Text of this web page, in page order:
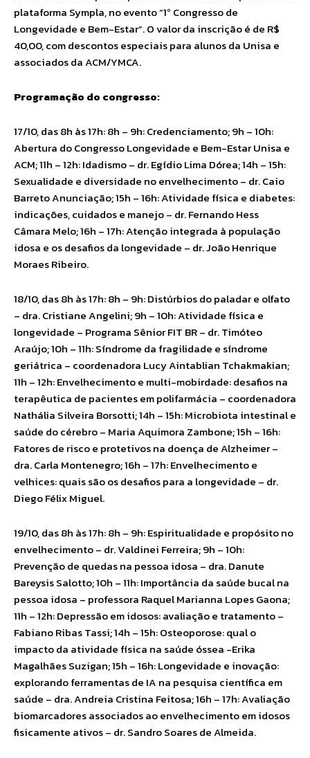
plataforma Sympla, no evento “1º Congresso de
Longevidade e Bem-Estar”. O valor da inscrição é de R$
40,00, com descontos especiais para alunos da Unisa e
associados da ACM/YMCA.
Programação do congresso:
17/10, das 8h às 17h: 8h – 9h: Credenciamento; 9h – 10h:
Abertura do Congresso Longevidade e Bem-Estar Unisa e
ACM; 11h – 12h: Idadismo – dr. Egídio Lima Dórea; 14h – 15h:
Sexualidade e diversidade no envelhecimento – dr. Caio
Barreto Anunciação; 15h – 16h: Atividade física e diabetes:
indicações, cuidados e manejo – dr. Fernando Hess
Câmara Melo; 16h – 17h: Atenção integrada à população
idosa e os desafios da longevidade – dr. João Henrique
Moraes Ribeiro.
18/10, das 8h às 17h: 8h – 9h: Distúrbios do paladar e olfato
– dra. Cristiane Angelini; 9h – 10h: Atividade física e
longevidade – Programa Sênior FIT BR – dr. Timóteo
Araújo; 10h – 11h: Síndrome da fragilidade e síndrome
geriátrica – coordenadora Lucy Aintablian Tchakmakian;
11h – 12h: Envelhecimento e multi-mobirdade: desafios na
terapêutica de pacientes em polifarmácia – coordenadora
Nathália Silveira Borsotti; 14h – 15h: Microbiota intestinal e
saúde do cérebro – Maria Aquimora Zambone; 15h – 16h:
Fatores de risco e protetivos na doença de Alzheimer –
dra. Carla Montenegro; 16h – 17h: Envelhecimento e
velhices: quais são os desafios para a longevidade – dr.
Diego Félix Miguel.
19/10, das 8h às 17h: 8h – 9h: Espiritualidade e propósito no
envelhecimento – dr. Valdinei Ferreira; 9h – 10h:
Prevenção de quedas na pessoa idosa – dra. Danute
Bareysis Salotto; 10h – 11h: Importância da saúde bucal na
pessoa idosa – professora Raquel Marianna Lopes Gaona;
11h – 12h: Depressão em idosos: avaliação e tratamento –
Fabiano Ribas Tassi; 14h – 15h: Osteoporose: qual o
impacto da atividade física na saúde óssea -Erika
Magalhães Suzigan; 15h – 16h: Longevidade e inovação:
explorando ferramentas de IA na pesquisa científica em
saúde – dra. Andreia Cristina Feitosa; 16h – 17h: Avaliação
biomarcadores associados ao envelhecimento em idosos
fisicamente ativos – dr. Sandro Soares de Almeida.